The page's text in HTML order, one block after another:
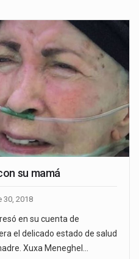
su mamá
30, 2018
en su cuenta de
el delicado estado de salud
Xuxa Meneghel…